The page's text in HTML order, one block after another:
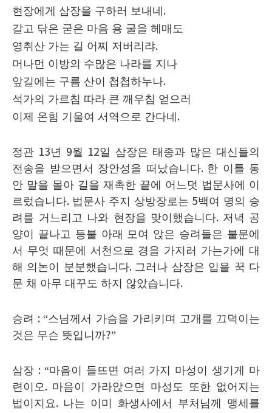
현장에게 삼장을 구하러 보내네 .
갈고 닦은 굳은 마음 용 굴을 헤매도
영취산 가는 길 어찌 저버리랴.
머나먼 이방의 수많은 나라를 지나
앞길에는 구름 산이 첩첩하누나.
석가의 가르침 따라 큰 깨우침 얻으러
이제 온힘 기울여 서역으로 간다네 .
정관 13년 9월 12일 삼장은 태종과 많은 대신들의
전송을 받으면서 장안성을 떠났습니다. 한 이틀 동
안 말을 몰아 길을 재촉한 끝에 어느덧 법문사에 이
르렀습니다. 법문사 주지 상방장로는 5백여 명의 승
려를 거느리고 나와 현장을 맞이했습니다. 저녁 공
양이 끝나고 등불 아래 모여 앉은 승려들은 불문에
서 무엇 때문에 서천으로 경을 가지러 가는가에 대
해 의논이 분분했습니다. 그러나 삼장은 입을 꾹 다
문 채 아무 대꾸도 하지 않았습니다.
승려 : “스님께서 가슴을 가리키며 고개를 끄덕이는
것은 무슨 뜻입니까?”
삼장 : “마음이 들뜨면 여러 가지 마성이 생기게 마
련이오. 마음이 가라앉으면 마성도 또한 없어지는
법이지요. 나는 이미 화생사에서 부처님께 맹세를